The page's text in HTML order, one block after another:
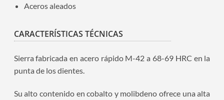
Aceros aleados
CARACTERÍSTICAS TÉCNICAS
Sierra fabricada en acero rápido M-42 a 68-69 HRC en la
punta de los dientes.
Su alto contenido en cobalto y molibdeno ofrece una alta